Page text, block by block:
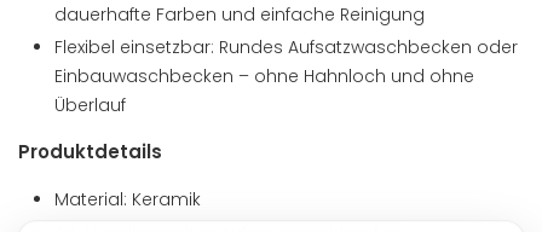
dauerhafte Farben und einfache Reinigung
Flexibel einsetzbar: Rundes Aufsatzwaschbecken oder
Einbauwaschbecken – ohne Hahnloch und ohne
Überlauf
Produktdetails
Material: Keramik